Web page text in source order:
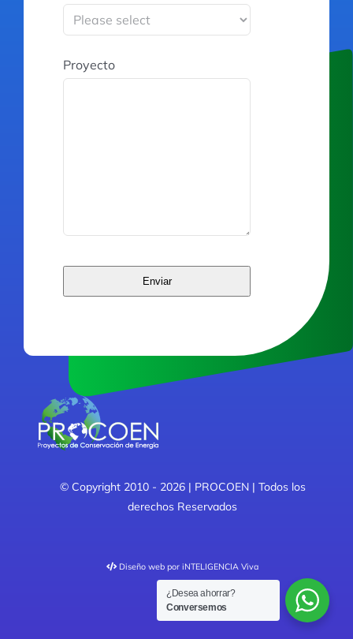
Proyecto
Enviar
be
left
blank
© Copyright 2010 - 2026 | PROCOEN | Todos los
derechos Reservados
Diseño web por iNTELIGENCIA Viva
¿Desea ahorrar?
Conversemos